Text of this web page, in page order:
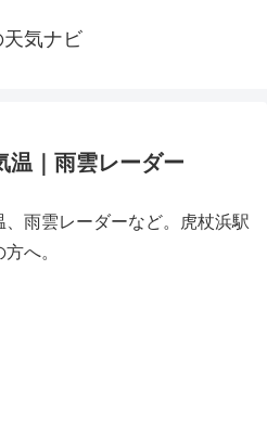
天気ナビ
温｜雨雲レーダー
雨雲レーダーなど。虎杖浜駅
へ。